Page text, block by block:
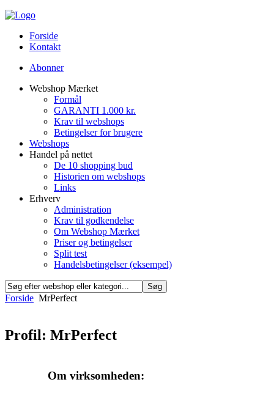
Forside
Kontakt
Abonner
Webshop Mærket
Formål
GARANTI 1.000 kr.
Krav til webshops
Betingelser for brugere
Webshops
Handel på nettet
De 10 shopping bud
Historien om webshops
Links
Erhverv
Administration
Krav til godkendelse
Om Webshop Mærket
Priser og betingelser
Split test
Handelsbetingelser (eksempel)
Forside MrPerfect
Profil: MrPerfect
Om virksomheden: